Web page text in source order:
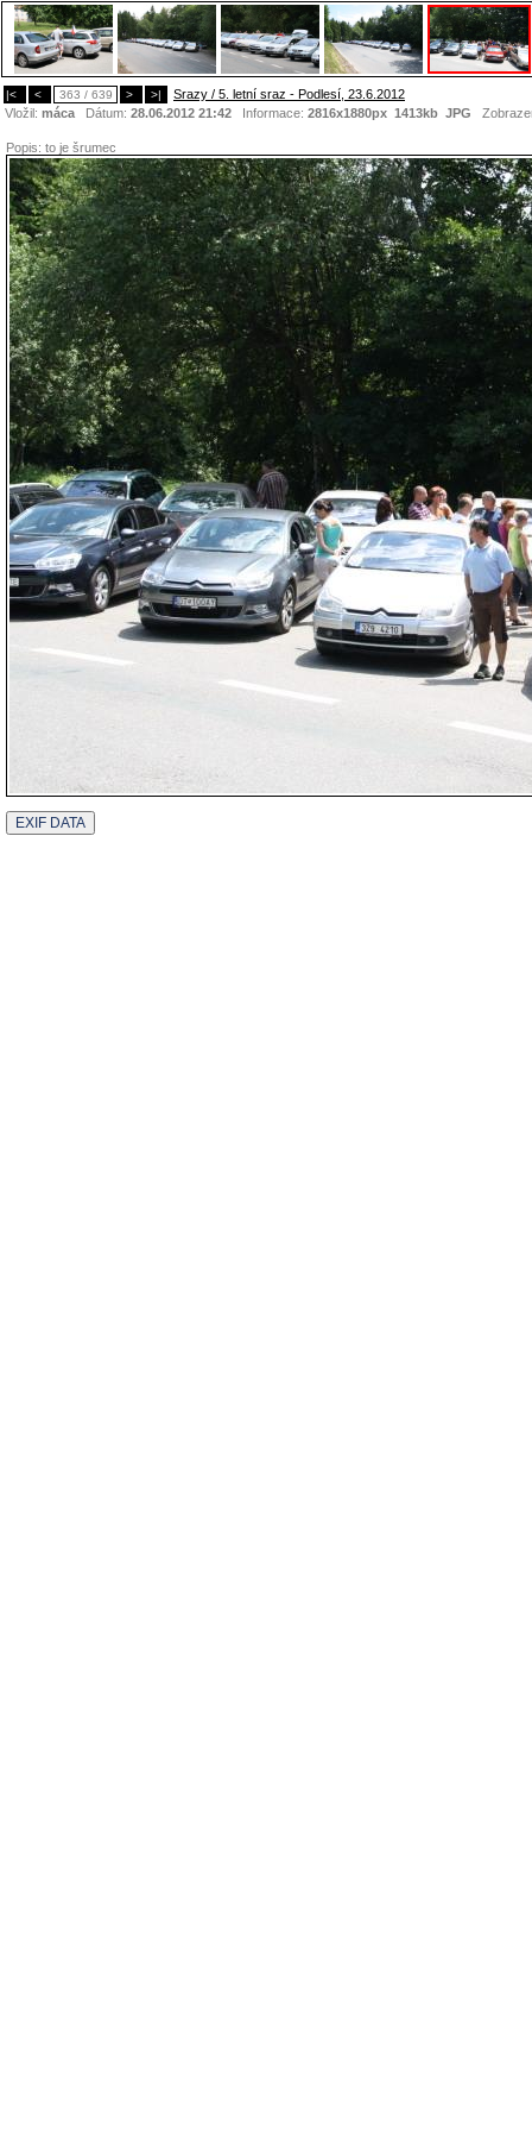
|< < 363 / 639 > >|
Srazy / 5. letní sraz - Podlesí, 23.6.2012
Vložil: máca Dátum: 28.06.2012 21:42 Informace: 2816x1880px 1413kb JPG
Popis: to je šrumec